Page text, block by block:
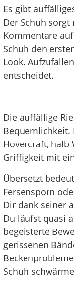
Es gibt
Der Schuh
Kommentare
Schuh den
Look.
entscheidet.
Die auffällige
Bequemlichkeit.
Hovercraft, halb
Griffigkeit mit
Übersetzt
Fersensporn
Dir dank seiner
Du läufst quasi
begeisterte
gerissenen
Schuh